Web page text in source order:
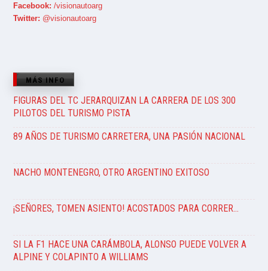
Facebook: /visionautoarg
Twitter: @visionautoarg
MÁS INFO
FIGURAS DEL TC JERARQUIZAN LA CARRERA DE LOS 300
PILOTOS DEL TURISMO PISTA
89 AÑOS DE TURISMO CARRETERA, UNA PASIÓN NACIONAL
NACHO MONTENEGRO, OTRO ARGENTINO EXITOSO
¡SEÑORES, TOMEN ASIENTO! ACOSTADOS PARA CORRER…
SI LA F1 HACE UNA CARÁMBOLA, ALONSO PUEDE VOLVER A
ALPINE Y COLAPINTO A WILLIAMS